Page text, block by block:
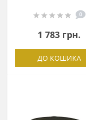
0
1 783 грн.
ДО КОШИКА